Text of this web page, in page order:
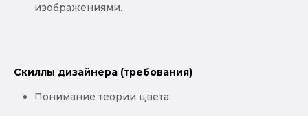
изображениями.
Скиллы дизайнера (требования)
Понимание теории цвета;